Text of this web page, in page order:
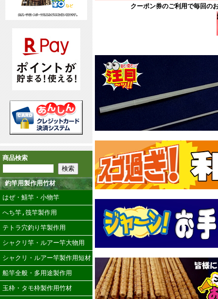
商品検索
釣竿用製作用竹材
はぜ・鱚竿・小物竿
へち竿,筏竿製作用
テトラ穴釣り竿製作用
シャクリ竿・ルアー竿大物用
シャクリ・ルアー竿製作用短材
船竿全般・多用途製作用
玉枠・タモ枠製作用竹材
クーポン券のご利用で毎回の